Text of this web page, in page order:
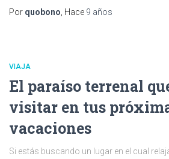
Por quobono , Hace 9 años
VIAJA
El paraíso terrenal
visitar en tus
vacaciones
Si estás buscando un lugar en el cual